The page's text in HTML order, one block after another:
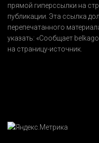
прямой гиперссылки на
публикации. Эта ссылка
перепечатанного
указать: «Сообщает
на страницу-источник.